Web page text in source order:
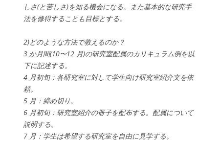
しさ(と苦しさ)を知る機会になる。また基本的な研究手
法を修得することも目標とする。
2)どのような方法で教えるのか？
3 か月間(10〜12 月)の研究室配属のカリキュラム例を以
下に記述する。
4 月初旬：各研究室に対して学生向け研究室紹介文を依
頼。
5 月：締め切り。
6 月初旬：研究室紹介の冊子を配布する。配属について
説明する。
7 月：学生は希望する研究室を自由に見学する。